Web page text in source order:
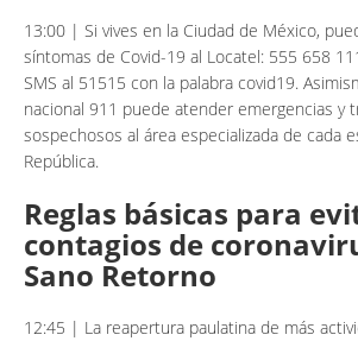
13:00 | Si vives en la Ciudad de México,
síntomas de Covid-19 al Locatel: 555 658
SMS al 51515 con la palabra covid19.
nacional 911 puede atender emergencias y
sospechosos al área especializada de cada
República.
Reglas básicas para
contagios de
Sano Retorno
12:45 | La reapertura paulatina de más